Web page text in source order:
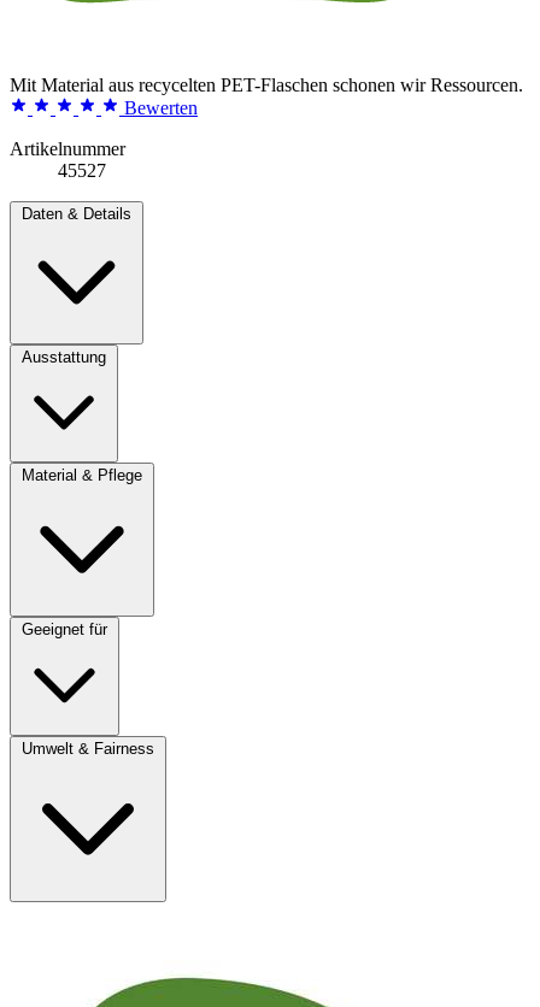
Mit Material aus recycelten PET-Flaschen schonen wir Ressourcen.
Bewerten
Artikelnummer
45527
Daten & Details
Ausstattung
Material & Pflege
Geeignet für
Umwelt & Fairness